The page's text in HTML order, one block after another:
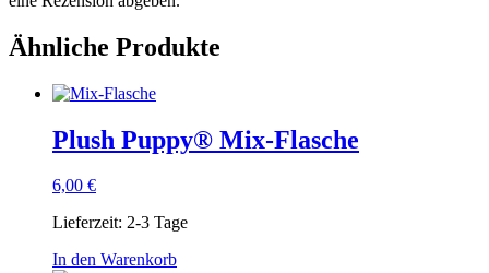
Ähnliche Produkte
Plush Puppy® Mix-Flasche
6,00 €
Lieferzeit: 2-3 Tage
In den Warenkorb